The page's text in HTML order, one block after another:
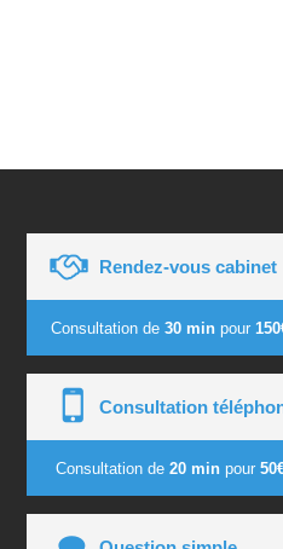
Rendez-vous cabinet
Consultation de 30 min pour
Consultation
Consultation de 20 minpour